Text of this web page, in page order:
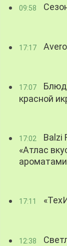
09:58
17:17
17:07
красной
17:02
Balzi
«Атлас
ароматами
17:11
12:38